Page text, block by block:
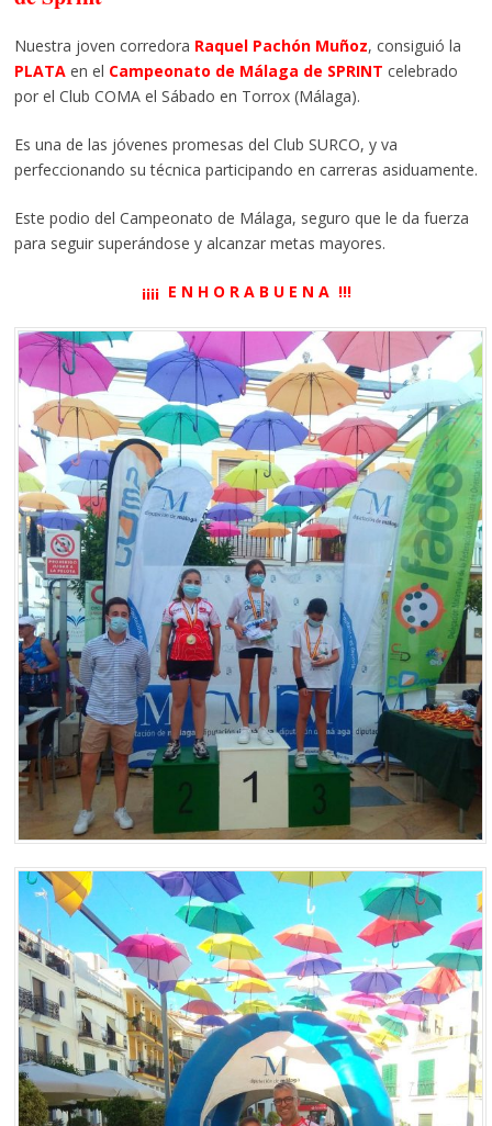
Nuestra joven corredora Raquel Pachón Muñoz, consiguió la
PLATAen el Campeonato de Málaga de SPRINT celebrado
por el Club COMA el Sábado en Torrox (Málaga).
Es una de las jóvenes promesas del Club SURCO, y va
perfeccionando su técnica participando en carreras asiduamente.
Este podio del Campeonato de Málaga, seguro que le da fuerza
para seguir superándose y alcanzar metas mayores.
¡¡¡¡ E N H O R A B U E N A !!!